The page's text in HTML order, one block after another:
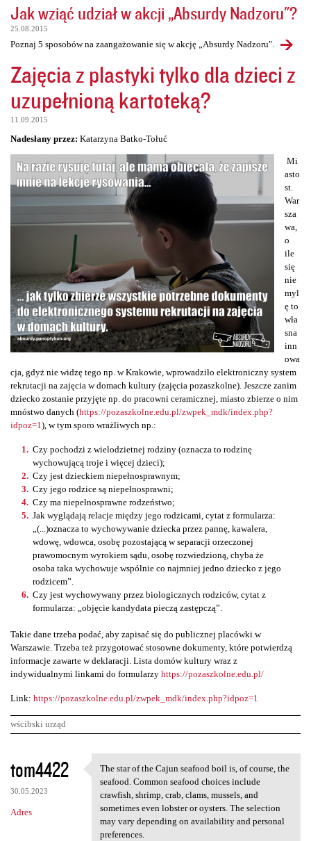
Jak wziąć udział w akcji „Absurdy Nadzoru"?
25.08.2015
Poznaj 5 sposobów na zaangażowanie się w akcję „Absurdy Nadzoru".
Zajęcia z plastyki tylko dla dzieci z
uzupełnioną kartoteką?
11.09.2015
Nadesłany przez: Katarzyna Batko-Tołuć
Mi
asto
st.
War
sza
wa,
o
ile
się
nie
myl
ę to
wła
sna
inn
owa
cja, gdyż nie widzę tego np. w Krakowie, wprowadziło elektroniczny system
rekrutacji na zajęcia w domach kultury (zajęcia pozaszkolne). Jeszcze zanim
dziecko zostanie przyjęte np. do pracowni ceramicznej, miasto zbierze o nim
mnóstwo danych (https://pozaszkolne.edu.pl/zwpek_mdk/index.php?
idpoz=1), w tym sporo wrażliwych np.:
Czy pochodzi z wielodzietnej rodziny (oznacza to rodzinę
wychowującą troje i więcej dzieci);
Czy jest dzieckiem niepełnosprawnym;
Czy jego rodzice są niepełnosprawni;
Czy ma niepełnosprawne rodzeństwo;
Jak wyglądają relacje między jego rodzicami, cytat z formularza:
„(...)oznacza to wychowywanie dziecka przez pannę, kawalera,
wdowę, wdowca, osobę pozostającą w separacji orzeczonej
prawomocnym wyrokiem sądu, osobę rozwiedzioną, chyba że
osoba taka wychowuje wspólnie co najmniej jedno dziecko z jego
rodzicem”.
Czy jest wychowywany przez biologicznych rodziców, cytat z
formularza: „objęcie kandydata pieczą zastępczą”.
Takie dane trzeba podać, aby zapisać się do publicznej placówki w
Warszawie. Trzeba też przygotować stosowne dokumenty, które potwierdzą
informacje zawarte w deklaracji. Lista domów kultury wraz z
indywidualnymi linkami do formularzy https://pozaszkolne.edu.pl/
Link: https://pozaszkolne.edu.pl/zwpek_mdk/index.php?idpoz=1
wścibski urząd
K
o
m
e
tom4422
30.05.2023
Adres
The star of the Cajun seafood
The star of the Cajun seafood boil is, of course, the
seafood. Common seafood choices include
crawfish, shrimp, crab, clams, mussels, and
sometimes even lobster or oysters. The selection
may vary depending on availability and personal
preferences.